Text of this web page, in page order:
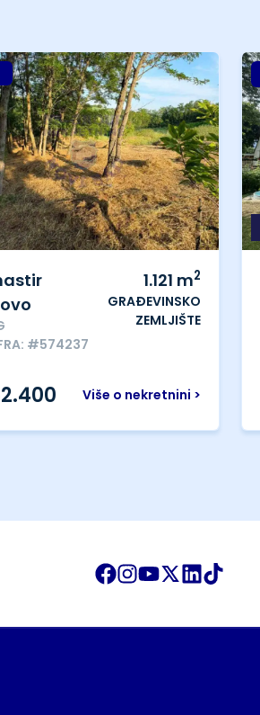
#574237
1.121 m2
GRAĐEVINSKO
ZEMLJIŠTE
Više o nekretnini >